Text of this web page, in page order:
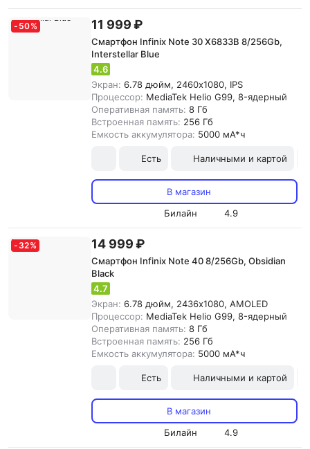
- 50% 11 999 ₽
Смартфон Infinix Note 30 X6833B 8/256Gb,
Interstellar Blue
4.6
Экран: 6.78 дюйм, 2460x1080, IPS
Процессор: MediaTek Helio G99, 8-ядерный
Оперативная память: 8 Гб
Встроенная память: 256 Гб
Емкость аккумулятора: 5000 мА*ч
Есть Наличными и картой
В магазин
Билайн
4.9
- 32% 14 999 ₽
Смартфон Infinix Note 40 8/256Gb, Obsidian
Black
4.7
Экран: 6.78 дюйм, 2436x1080, AMOLED
Процессор: MediaTek Helio G99, 8-ядерный
Оперативная память: 8 Гб
Встроенная память: 256 Гб
Емкость аккумулятора: 5000 мА*ч
Есть Наличными и картой
В магазин
Билайн
4.9